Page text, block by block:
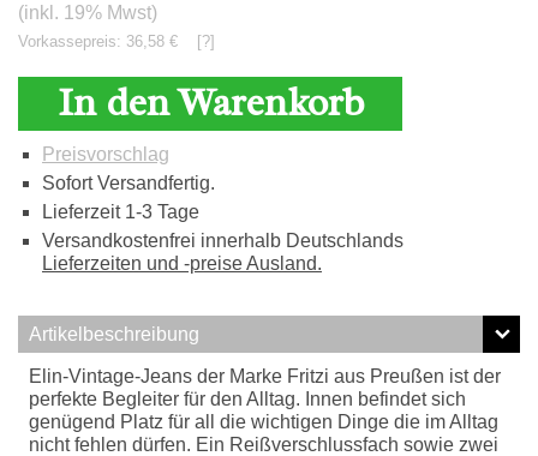
(inkl. 19% Mwst)
Vorkassepreis: 36,58 € [?]
In den Warenkorb
Preisvorschlag
Sofort Versandfertig.
Lieferzeit 1-3 Tage
Versandkostenfrei innerhalb Deutschlands
Lieferzeiten und -preise Ausland.
Artikelbeschreibung
Elin-Vintage-Jeans der Marke Fritzi aus Preußen ist der
perfekte Begleiter für den Alltag. Innen befindet sich
genügend Platz für all die wichtigen Dinge die im Alltag
nicht fehlen dürfen. Ein Reißverschlussfach sowie zwei